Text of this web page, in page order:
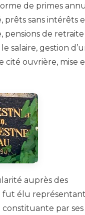
de primes
prêts sans intérêts
pensions de
salaire, gestion
cité ouvrière, mise
auprès des
fut élu
constituante par ses